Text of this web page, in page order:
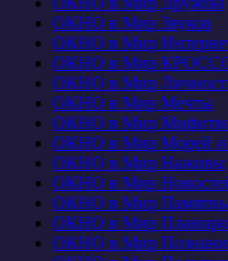
ОКНО в Мир Звуков
ОКНО в Мир
ОКНО в Мир
ОКНО в Мир
ОКНО в Мир Мечты
ОКНО в Мир
ОКНО в Мир Морей и
ОКНО в Мир Наживы
ОКНО в Мир
ОКНО в Мир
ОКНО в Мир
ОКНО в Мир